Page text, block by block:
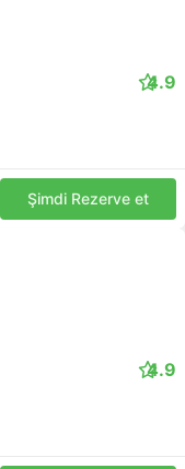
4.9
Şimdi Rezerve et
4.9